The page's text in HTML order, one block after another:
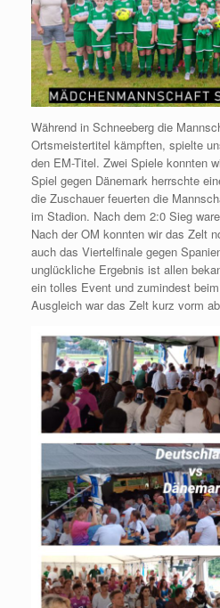
Während in Schneeberg die
Ortsmeistertitel kämpften, spielte
den EM-Titel. Zwei Spiele konnten
Spiel gegen Dänemark herrschte
die Zuschauer feuerten die
im Stadion. Nach dem 2:0 Sieg
Nach der OM konnten wir das Zelt
auch das Viertelfinale gegen
unglückliche Ergebnis ist allen
ein tolles Event und zumindest
Ausgleich war das Zelt kurz vorm